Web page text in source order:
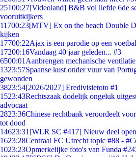
25100:27[Videoland] B&B vol liefde 6de
vooruitkijkers
11700:23[MTV] Ex on the beach Double
kijken
17700:22Ajax is een parodie op een
17200:16Vandaag 40 jaar geleden... #3
6500:01 Aanbrengen mechanische
1323:57Spaanse kust onder vuur van
gewonden
3823:54[2026/2027] Eredivisietoto #1
1523:43Rechtszaak dodelijk ongeluk
advocaat
2823:36Chinese rechtbank veroordeelt
tot dood
14623:31 [WLR SC #417] Nieuw deel
1623:28Centraal FC Utrecht topic #88 -
1023:23Opmerkelijke foto's van Funda